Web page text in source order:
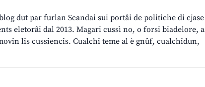
dut par furlan Scandai sui portâi de politiche di cjase
eletorâi dal 2013. Magari cussì no, o forsi biadelore, a
lis cussiencis. Cualchi teme al è gnûf, cualchidun,